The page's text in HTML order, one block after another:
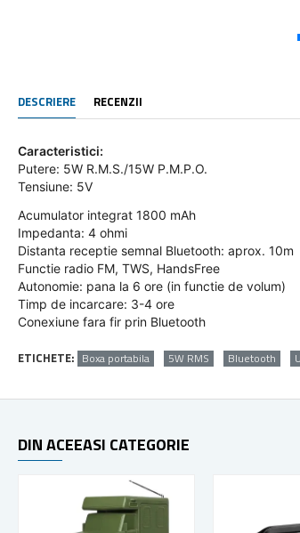
DESCRIERE RECENZII
Caracteristici:
Putere: 5W R.M.S./15W P.M.P.O.
Tensiune: 5V
Acumulator integrat 1800 mAh
Impedanta: 4 ohmi
Distanta receptie semnal Bluetooth: aprox. 10m
Functie radio FM, TWS, HandsFree
Autonomie: pana la 6 ore (in functie de volum)
Timp de incarcare: 3-4 ore
Conexiune fara fir prin Bluetooth
ETICHETE: Boxa portabila 5W RMS Bluetooth
DIN ACEEASI CATEGORIE